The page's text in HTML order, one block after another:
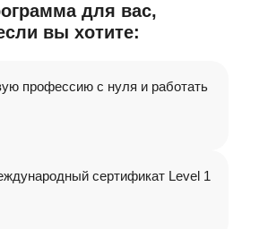
для вас,
вы хотите:
профессию с нуля и работать
сертификат Level 1